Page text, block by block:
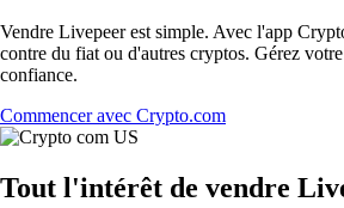
Vendre Livepeer est simple. Avec l'app
contre du fiat ou d'autres cryptos. Gérez
confiance.
Commencer avec Crypto.com
Tout l'intérêt de vendre